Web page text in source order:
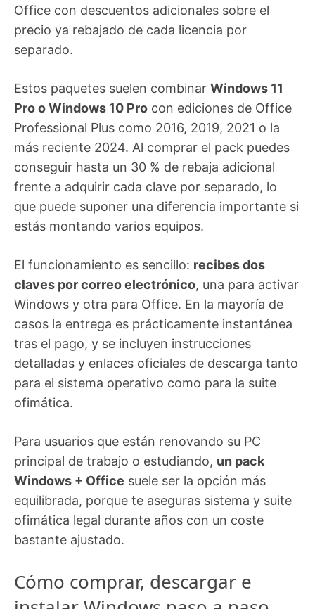
Office con descuentos adicionales sobre el
precio ya rebajado de cada licencia por
separado.
Estos paquetes suelen combinar Windows 11
Pro o Windows 10 Pro con ediciones de Office
Professional Plus como 2016, 2019, 2021 o la
más reciente 2024. Al comprar el pack puedes
conseguir hasta un 30 % de rebaja adicional
frente a adquirir cada clave por separado, lo
que puede suponer una diferencia importante si
estás montando varios equipos.
El funcionamiento es sencillo: recibes dos
claves por correo electrónico, una para activar
Windows y otra para Office. En la mayoría de
casos la entrega es prácticamente instantánea
tras el pago, y se incluyen instrucciones
detalladas y enlaces oficiales de descarga tanto
para el sistema operativo como para la suite
ofimática.
Para usuarios que están renovando su PC
principal de trabajo o estudiando, un pack
Windows + Office suele ser la opción más
equilibrada, porque te aseguras sistema y suite
ofimática legal durante años con un coste
bastante ajustado.
Cómo comprar, descargar e